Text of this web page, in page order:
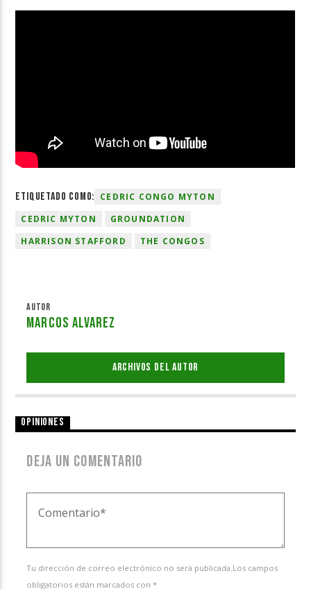
ETIQUETADO COMO: CEDRIC CONGO MYTON
CEDRIC MYTON
GROUNDATION
HARRISON STAFFORD
THE CONGOS
AUTOR
MARCOS ALVAREZ
ARCHIVOS DEL AUTOR
OPINIONES
DEJA UN COMENTARIO
Tu dirección de correo electrónico no será publicada.Los campos
obligatorios están marcados con *